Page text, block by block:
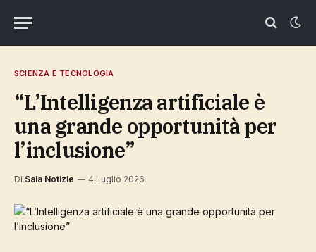
SCIENZA E TECNOLOGIA
“L’Intelligenza artificiale è
una grande opportunità per
l’inclusione”
Di Sala Notizie 4 Luglio 2026